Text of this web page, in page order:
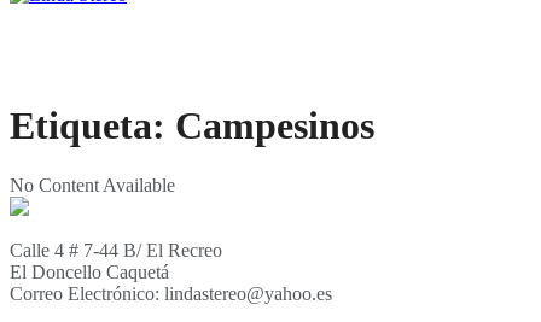
Etiqueta: Campesinos
No Content Available
Calle 4 # 7-44 B/ El Recreo
El Doncello Caquetá
Correo Electrónico: lindastereo@yahoo.es